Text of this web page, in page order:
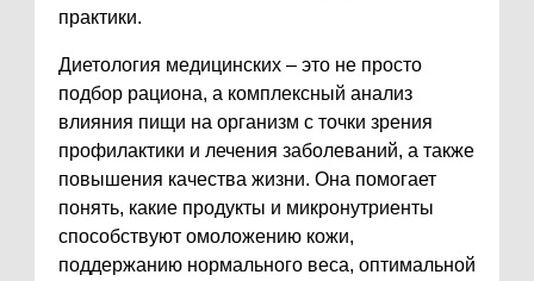
практики.
Диетология медицинских – это не просто
подбор рациона, а комплексный анализ
влияния пищи на организм с точки зрения
профилактики и лечения заболеваний, а также
повышения качества жизни. Она помогает
понять, какие продукты и микронутриенты
способствуют омоложению кожи,
поддержанию нормального веса, оптимальной